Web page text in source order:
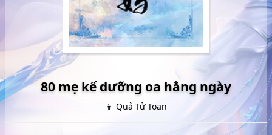
80 mẹ kế dưỡng oa hằng ngày
👦 Quả Tử Toan